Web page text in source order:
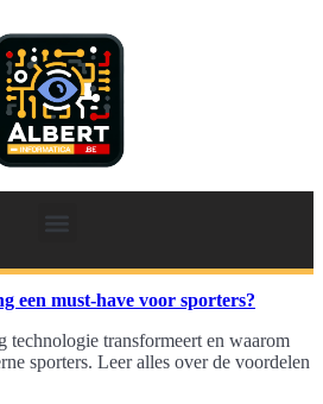
een must-have voor sporters?
technologie transformeert en waarom
sporters. Leer alles over de voordelen